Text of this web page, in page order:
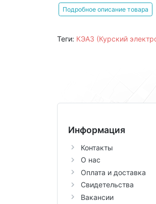
Подробное описание товара
Теги: КЭАЗ (Курский
Информация
Контакты
О нас
Оплата и доставка
Свидетельства
Вакансии